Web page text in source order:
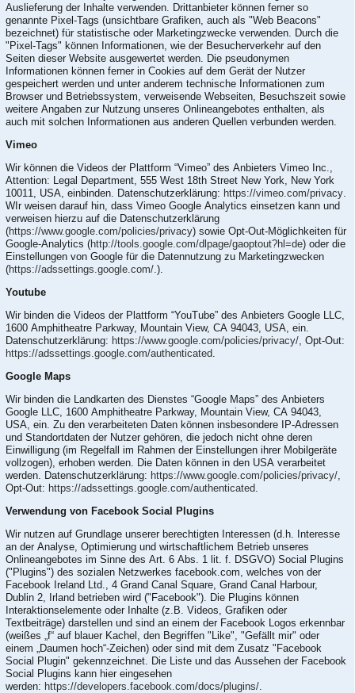
Auslieferung der Inhalte verwenden. Drittanbieter können ferner so
genannte Pixel-Tags (unsichtbare Grafiken, auch als "Web Beacons"
bezeichnet) für statistische oder Marketingzwecke verwenden. Durch die
"Pixel-Tags" können Informationen, wie der Besucherverkehr auf den
Seiten dieser Website ausgewertet werden. Die pseudonymen
Informationen können ferner in Cookies auf dem Gerät der Nutzer
gespeichert werden und unter anderem technische Informationen zum
Browser und Betriebssystem, verweisende Webseiten, Besuchszeit sowie
weitere Angaben zur Nutzung unseres Onlineangebotes enthalten, als
auch mit solchen Informationen aus anderen Quellen verbunden werden.
Vimeo
Wir können die Videos der Plattform “Vimeo” des Anbieters Vimeo Inc.,
Attention: Legal Department, 555 West 18th Street New York, New York
10011, USA, einbinden. Datenschutzerklärung: https://vimeo.com/privacy
WIr weisen darauf hin, dass Vimeo Google Analytics einsetzen kann und
verweisen hierzu auf die Datenschutzerklärung
(https://www.google.com/policies/privacy) sowie Opt-Out-Möglichkeiten für
Google-Analytics (http://tools.google.com/dlpage/gaoptout?hl=de) oder die
Einstellungen von Google für die Datennutzung zu Marketingzwecken
(https://adssettings.google.com/. ).
Youtube
Wir binden die Videos der Plattform “YouTube” des Anbieters Google LLC,
1600 Amphitheatre Parkway, Mountain View, CA 94043, USA, ein.
Datenschutzerklärung: https://www.google.com/policies/privacy/ , Opt-Out:
https://adssettings.google.com/authenticated
Google Maps
Wir binden die Landkarten des Dienstes “Google Maps” des Anbieters
Google LLC, 1600 Amphitheatre Parkway, Mountain View, CA 94043,
USA, ein. Zu den verarbeiteten Daten können insbesondere IP-Adressen
und Standortdaten der Nutzer gehören, die jedoch nicht ohne deren
Einwilligung (im Regelfall im Rahmen der Einstellungen ihrer Mobilgeräte
vollzogen), erhoben werden. Die Daten können in den USA verarbeitet
werden. Datenschutzerklärung: https://www.google.com/policies/privacy/
Opt-Out: https://adssettings.google.com/authenticated
Verwendung von Facebook Social Plugins
Wir nutzen auf Grundlage unserer berechtigten Interessen (d.h. Interesse
an der Analyse, Optimierung und wirtschaftlichem Betrieb unseres
Onlineangebotes im Sinne des Art. 6 Abs. 1 lit. f. DSGVO) Social Plugins
("Plugins") des sozialen Netzwerkes facebook.com, welches von der
Facebook Ireland Ltd., 4 Grand Canal Square, Grand Canal Harbour,
Dublin 2, Irland betrieben wird ("Facebook"). Die Plugins können
Interaktionselemente oder Inhalte (z.B. Videos, Grafiken oder
Textbeiträge) darstellen und sind an einem der Facebook Logos erkennbar
(weißes „f“ auf blauer Kachel, den Begriffen "Like", "Gefällt mir" oder
einem „Daumen hoch“-Zeichen) oder sind mit dem Zusatz "Facebook
Social Plugin" gekennzeichnet. Die Liste und das Aussehen der Facebook
Social Plugins kann hier eingesehen
werden: https://developers.facebook.com/docs/plugins/